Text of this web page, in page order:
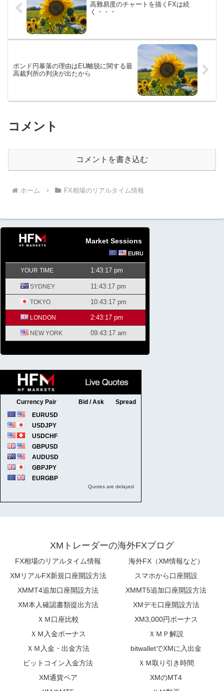
高難易度のチャートを描くFXは続
く・・・
ポンド円暴落の理由はEU離脱に関する最
高裁判所の判決が出たから
コメント
コメントを書き込む
ホーム FX相場のリアルタイム情報
Market Sessions
XMトレーダーの海外FXブログ
FX相場のリアルタイム情報
海外FX（XM情報など）
XMリアルFX新規口座開設方法
スマホから口座開設
XMMT4追加口座開設方法
XMMT5追加口座開設方法
XM本人確認書類提出方法
XMデモ口座開設方法
ＸＭ口座比較
XM3,000円ボーナス
ＸＭ入金ボーナス
ＸＭＰ解説
ＸＭ入金・出金方法
bitwalletでXMに入出金
ビットコイン入金方法
ＸＭ取り引き時間
XM通貨ペア
XMのMT4